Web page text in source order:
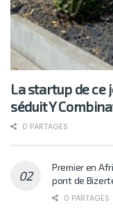
La startup de ce
séduit Y
0 PARTAGES
Premier en
pont de
0 PARTAGES